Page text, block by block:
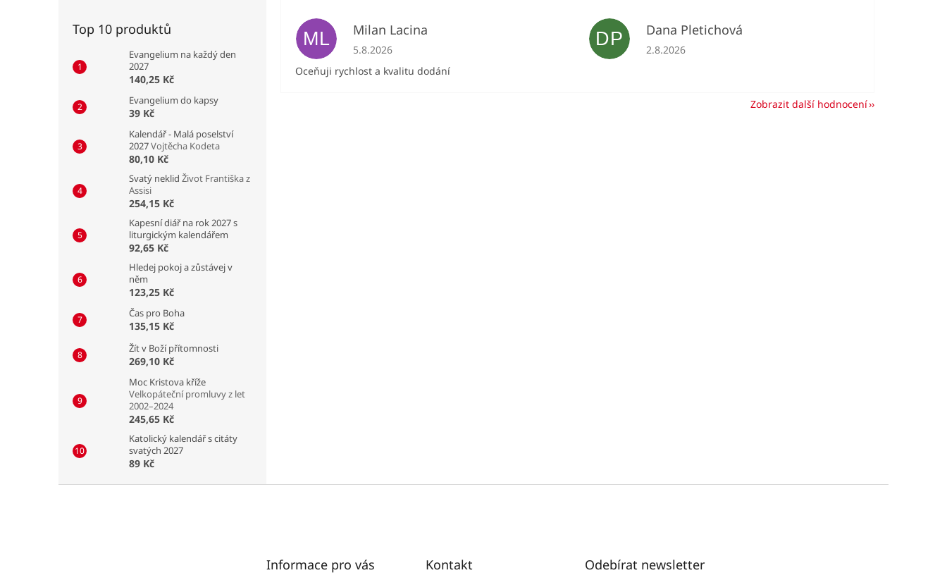
Top 10 produktů
Evangelium na každý den
2027
140,25 Kč
Evangelium do kapsy
39 Kč
Kalendář - Malá poselství
2027Vojtěcha Kodeta
80,10 Kč
Svatý neklid Život Františka z
Assisi
254,15 Kč
Kapesní diář na rok 2027 s
liturgickým kalendářem
92,65 Kč
Hledej pokoj a zůstávej v
něm
123,25 Kč
Čas pro Boha
135,15 Kč
Žít v Boží přítomnosti
269,10 Kč
Moc Kristova kříže
Velkopáteční promluvy z let
2002–2024
245,65 Kč
Katolický kalendář s citáty
svatých 2027
89 Kč
ML Milan Lacina
Hodnocení obchodu je 5 z 5 hvězdiček.
5.8.2026
Oceňuji rychlost a kvalitu dodání
DP Dana Pletichová
Hodnocení obchodu je 5 z 5 hvězdiček.
2.8.2026
Zobrazit další hodnocení
Informace pro vás Kontakt Odebírat newsletter